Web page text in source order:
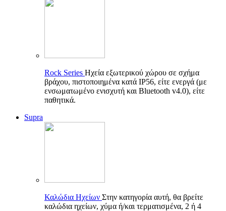
Rock Series Ηχεία εξωτερικού χώρου σε σχήμα
βράχου, πιστοποιημένα κατά IP56, είτε ενεργά (με
ενσωματωμένο ενισχυτή και Bluetooth v4.0), είτε
παθητικά.
Supra
Καλώδια Ηχείων Στην κατηγορία αυτή, θα βρείτε
καλώδια ηχείων, χύμα ή/και τερματισμένα, 2 ή 4